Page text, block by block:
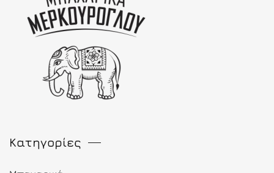
Κατηγορίες